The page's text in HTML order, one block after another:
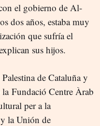
el gobierno de Al-
dos años, estaba muy
que sufría el
sus hijos.
de Cataluña y
Fundació Centre Àrab
per a la
la Unión de